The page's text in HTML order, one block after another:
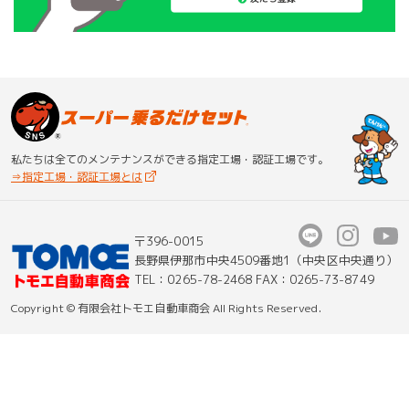
私たちは全てのメンテナンスができる指定工場・認証工場です。
⇒指定工場・認証工場とは
〒396-0015
長野県伊那市中央4509番地1（中央区中央通り）
TEL： 0265-78-2468 FAX：0265-73-8749
Copyright © 有限会社トモエ自動車商会 All Rights Reserved.